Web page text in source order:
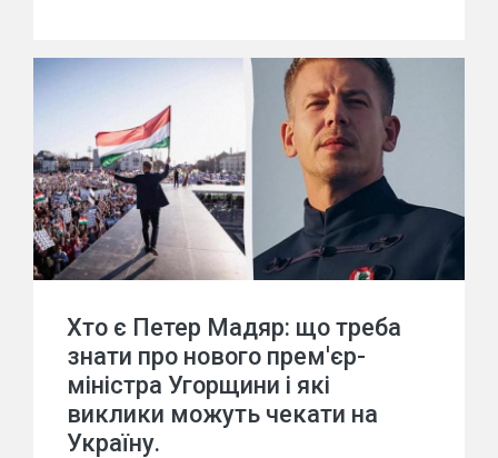
Хто є Петер Мадяр: що треба
знати про нового прем'єр-
міністра Угорщини і які
виклики можуть чекати на
Україну.